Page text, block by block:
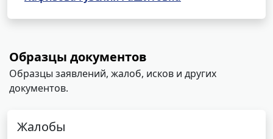
Образцы документов
Образцы заявлений, жалоб, исков и других
документов.
Жалобы